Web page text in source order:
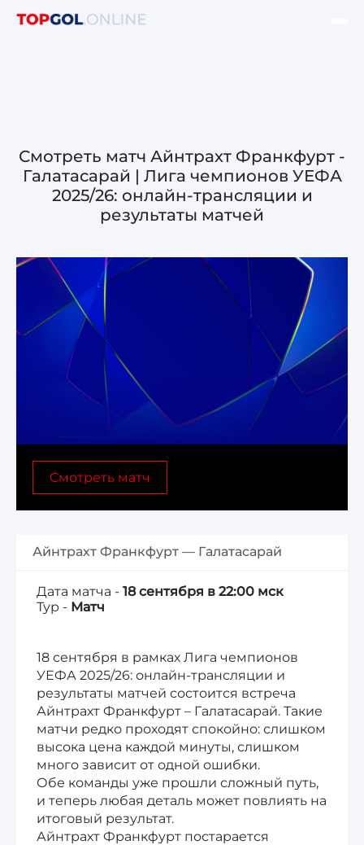
ОБЗОРЫ ЛЧ УЕФА
ОБЗОРЫ ЛЕ УЕФА
Лига чемпионов УЕФА
Лига Европы УЕФА
Лига конференций УЕФА
Лига 1, Чемпионат Франции
Бундеслига, Чемпионат Германии
Квалификация ЧМ-2026
Смотреть матч Айнтрахт Франкфурт -
Галатасарай | Лига чемпионов УЕФА
2025/26: онлайн-трансляции и
результаты матчей
Смотреть матч
Айнтрахт Франкфурт — Галатасарай
Дата матча - 18 сентября в 22:00 мск
Тур - Матч
18 сентября в рамках Лига чемпионов
УЕФА 2025/26: онлайн-трансляции и
результаты матчей состоится встреча
Айнтрахт Франкфурт – Галатасарай. Такие
матчи редко проходят спокойно: слишком
высока цена каждой минуты, слишком
много зависит от одной ошибки.
Обе команды уже прошли сложный путь,
и теперь любая деталь может повлиять на
итоговый результат.
Айнтрахт Франкфурт постарается